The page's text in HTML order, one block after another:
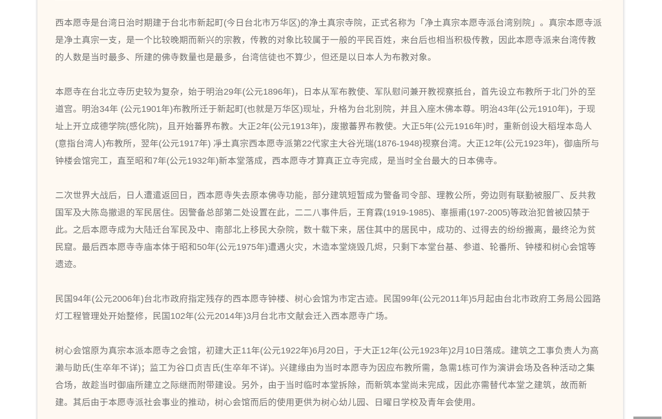
西本愿寺是台湾日治时期建于台北市新起町(今日台北市万华区)的净土真宗寺院，正式名称为「净土真宗本愿寺派台湾别院」。真宗本愿寺派
是净土真宗一支，是一个比较晚期而新兴的宗教，传教的对象比较属于一般的平民百姓，来台后也相当积极传教，因此本愿寺派来台湾传教
的人数是当时最多、所建的佛寺数量也是最多，台湾信徒也不算少，但还是以日本人为布教对象。
本愿寺在台北立寺历史较为复杂，始于明治29年(公元1896年)，日本从军布教使、军队慰问兼开教视察抵台，首先设立布教所于北门外的至
道宫。明治34年 (公元1901年)布教所迁于新起町(也就是万华区)现址，升格为台北别院，并且入座木佛本尊。明治43年(公元1910年)，于现
址上开立成德学院(感化院)，且开始蕃界布教。大正2年(公元1913年)，废撤蕃界布教使。大正5年(公元1916年)时，重新创设大稻埕本岛人
(意指台湾人)布教所，翌年(公元1917年) 凈土真宗西本愿寺派第22代家主大谷光瑞(1876-1948)视察台湾。大正12年(公元1923年)，御庙所与
钟楼会馆完工，直至昭和7年(公元1932年)新本堂落成，西本愿寺才算真正立寺完成，是当时全台最大的日本佛寺。
二次世界大战后，日人遭遣返回日，西本愿寺失去原本佛寺功能，部分建筑短暂成为警备司令部、理教公所，旁边则有联勤被服厂、反共救
国军及大陈岛撤退的军民居住。因警备总部第二处设置在此，二二八事件后，王育霖(1919-1985)、辜振甫(197-2005)等政治犯曾被囚禁于
此。之后本愿寺成为大陆迁台军民及中、南部北上移民大杂院，数十载下来，居住其中的居民中，成功的、过得去的纷纷搬离，最终沦为贫
民窟。最后西本愿寺寺庙本体于昭和50年(公元1975年)遭遇火灾，木造本堂烧毁几烬，只剩下本堂台基、参道、轮番所、钟楼和树心会馆等
遗迹。
民国94年(公元2006年)台北市政府指定残存的西本愿寺钟楼、树心会馆为市定古迹。民国99年(公元2011年)5月起由台北市政府工务局公园路
灯工程管理处开始整修，民国102年(公元2014年)3月台北市文献会迁入西本愿寺广场。
树心会馆原为真宗本派本愿寺之会馆，初建大正11年(公元1922年)6月20日，于大正12年(公元1923年)2月10日落成。建筑之工事负责人为高
濑与助氏(生卒年不详)；监工为谷口贞吉氏(生卒年不详)。兴建缘由为当时本愿寺为因应布教所需，急需1栋可作为演讲会场及各种活动之集
合场，故趁当时御庙所建立之际继而附带建设。另外，由于当时临时本堂拆除，而新筑本堂尚未完成，因此亦需替代本堂之建筑，故而新
建。其后由于本愿寺派社会事业的推动，树心会馆而后的使用更供为树心幼儿园、日曜日学校及青年会使用。